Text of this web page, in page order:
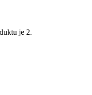
je 2.